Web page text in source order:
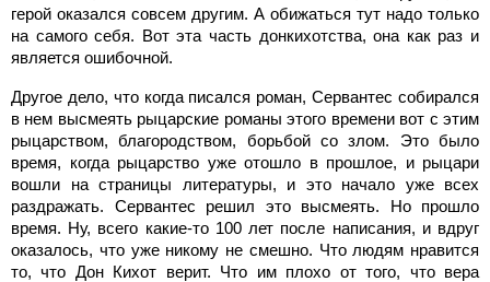
герой оказался совсем другим. А обижаться тут надо только
на самого себя. Вот эта часть донкихотства, она как раз и
является ошибочной.
Другое дело, что когда писался роман, Сервантес собирался
в нем высмеять рыцарские романы этого времени вот с этим
рыцарством, благородством, борьбой со злом. Это было
время, когда рыцарство уже отошло в прошлое, и рыцари
вошли на страницы литературы, и это начало уже всех
раздражать. Сервантес решил это высмеять. Но прошло
время. Ну, всего какие-то 100 лет после написания, и вдруг
оказалось, что уже никому не смешно. Что людям нравится
то, что Дон Кихот верит. Что им плохо от того, что вера